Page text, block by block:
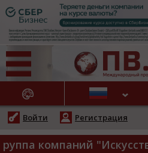
НОВОСТИ
Войти Регистрация
руппа компаний